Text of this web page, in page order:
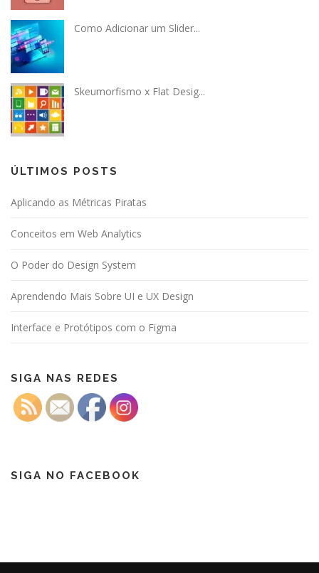
Como Adicionar um Slider...
Skeumorfismo x Flat Desig...
ÚLTIMOS POSTS
Aplicando as Métricas Piratas
Conceitos em Web Analytics
O Poder do Design System
Aprendendo Mais Sobre UI e UX Design
Interface e Protótipos com o Figma
SIGA NAS REDES
SIGA NO FACEBOOK